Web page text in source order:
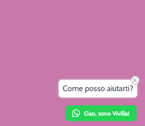
Ciao, sono Vivilla!
Come posso aiutarti?